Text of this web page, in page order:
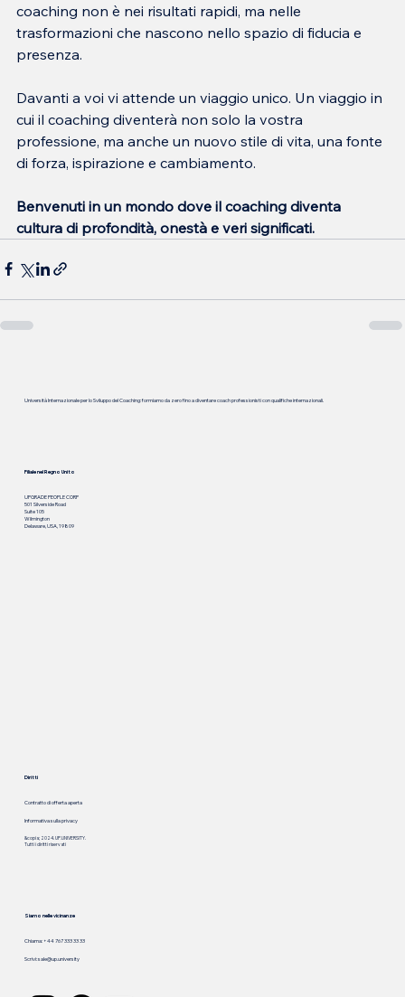
coaching non è nei risultati rapidi, ma nelle
trasformazioni che nascono nello spazio di fiducia e
presenza.
Davanti a voi vi attende un viaggio unico. Un viaggio in
cui il coaching diventerà non solo la vostra
professione, ma anche un nuovo stile di vita, una fonte
di forza, ispirazione e cambiamento.
Benvenuti in un mondo dove il coaching diventa
cultura di profondità, onestà e veri significati.
Università Internazionale per lo Sviluppo del Coaching: formiamo da zero fino a diventare coach professionisti con qualifiche internazionali.
Filiale nel Regno Unito
UPGRADE PEOPLE CORP
501 Silverside Road
Suite 105
Wilmington
Delaware, USA, 19809
Diritti
Contratto di offerta aperta
Informativa sulla privacy
&copia; 2024. UP.UNIVERSITY.
Tutti i diritti riservati
Siamo nelle vicinanze
Scrivi:sale@up.university
Chiama: +44 767 333 33 33